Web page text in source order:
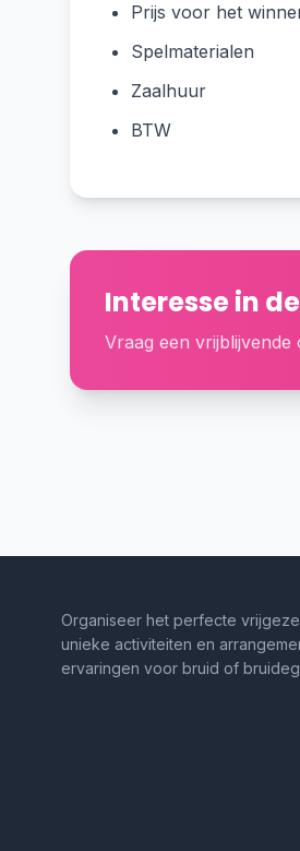
Prijs voor het
Spelmaterialen
Zaalhuur
BTW
Interesse in
Vraag een
Organiseer het perfecte
unieke activiteiten en
ervaringen voor bruid of